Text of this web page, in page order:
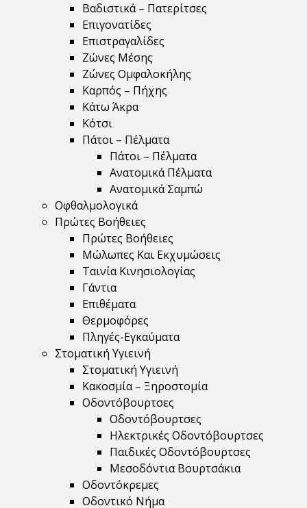
Βαδιστικά – Πατερίτσες
Επιγονατίδες
Επιστραγαλίδες
Ζώνες Μέσης
Ζώνες Ομφαλοκήλης
Καρπός – Πήχης
Κάτω Άκρα
Κότσι
Πάτοι – Πέλματα
Πάτοι – Πέλματα
Ανατομικά Πέλματα
Ανατομικά Σαμπώ
Οφθαλμολογικά
Πρώτες Βοήθειες
Πρώτες Βοήθειες
Μώλωπες Και Εκχυμώσεις
Ταινία Κινησιολογίας
Γάντια
Επιθέματα
Θερμοφόρες
Πληγές-Εγκαύματα
Στοματική Υγιεινή
Στοματική Υγιεινή
Κακοσμία – Ξηροστομία
Οδοντόβουρτσες
Οδοντόβουρτσες
Ηλεκτρικές Οδοντόβουρτσες
Παιδικές Οδοντόβουρτσες
Μεσοδόντια Βουρτσάκια
Οδοντόκρεμες
Οδοντικό Νήμα